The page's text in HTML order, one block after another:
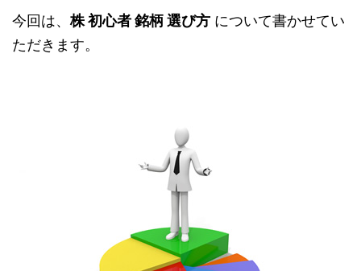
今回は、株 初心者 銘柄 選び方 について書かせてい
ただきます。